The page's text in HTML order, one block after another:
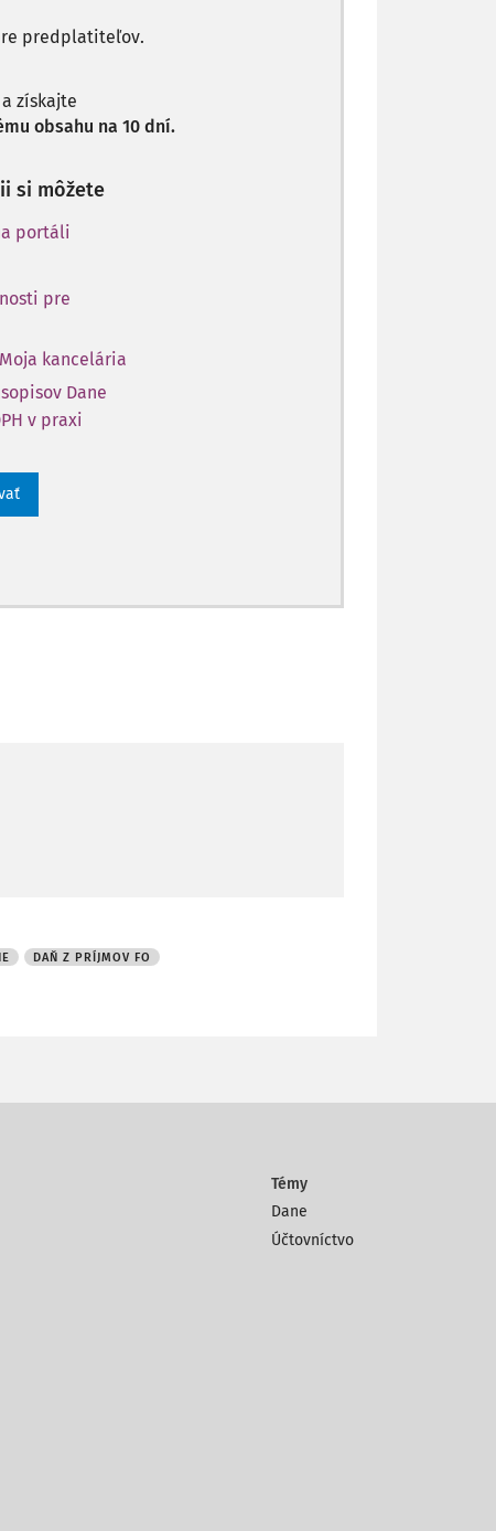
predplatiteľov.
získajte
obsahu na 10 dní.
si môžete
portáli
pre
kancelária
Dane
v praxi
DAŇ Z PRÍJMOV FO
Témy
Dane
Účtovníctvo